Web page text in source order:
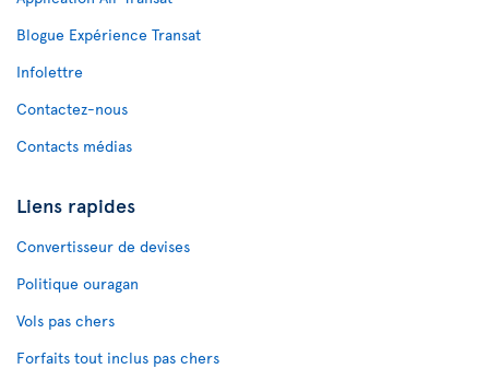
Blogue Expérience Transat
Infolettre
Contactez-nous
Contacts médias
Liens rapides
Convertisseur de devises
Politique ouragan
Vols pas chers
Forfaits tout inclus pas chers